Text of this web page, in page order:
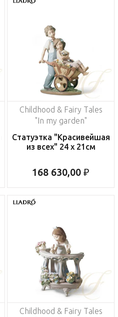
Childhood & Fairy Tales
"In my garden"
Статуэтка "Красивейшая
из всех" 24 x 21см
168 630,00 ₽
Childhood & Fairy Tales